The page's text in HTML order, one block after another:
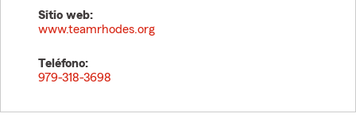
Sitio web:
www.teamrhodes.org
Teléfono:
979-318-3698